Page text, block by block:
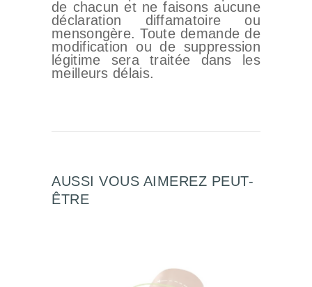
de chacun et ne faisons aucune
déclaration diffamatoire ou
mensongère. Toute demande de
modification ou de suppression
légitime sera traitée dans les
meilleurs délais.
AUSSI VOUS AIMEREZ PEUT-
ÊTRE